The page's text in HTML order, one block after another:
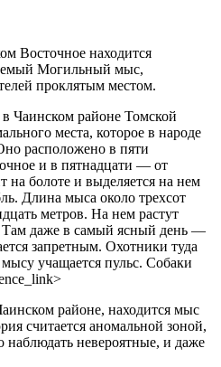
Восточное находится
Могильный мыс,
проклятым местом.
в Чаинском районе Томской
места, которое в народе
расположено в пяти
и в пятнадцати — от
на болоте и выделяется на нем
Длина мыса около трехсот
метров. На нем растут
Там даже в самый ясный день —
запретным. Охотники туда
учащается пульс. Собаки
районе, находится мыс
считается аномальной зоной,
наблюдать невероятные, и даже